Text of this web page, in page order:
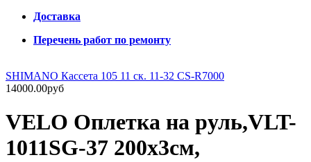
Доставка
Перечень работ по ремонту
SHIMANO Кассета 105 11 ск. 11-32 CS-R7000
14000.00руб
VELO Оплетка на руль,VLT-
1011SG-37 200х3см,